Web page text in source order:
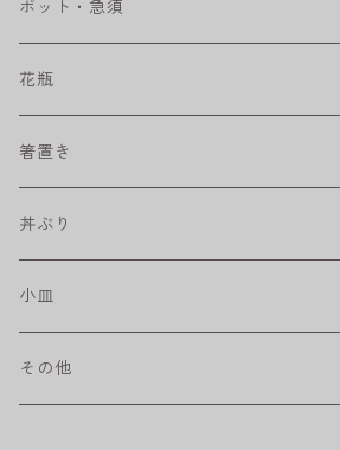
ベベルボウル
プリーツ
藍駒
ワビカップ
ハンディ小皿
和ミモザ
長皿
角皿
取皿
盛皿
カレー＆パスタ皿
中鉢
小鉢
カップ
マグカップ
フリーカップ
そば猪口
ポット・急須
花瓶
水差し
箸置き
丼ぶり
小皿
その他